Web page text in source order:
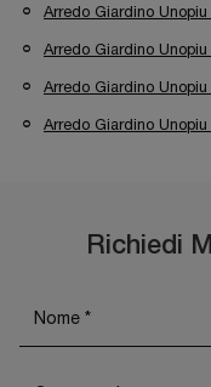
Arredo Giardino
Arredo Giardino
Arredo Giardino
Arredo Giardino
Richiedi